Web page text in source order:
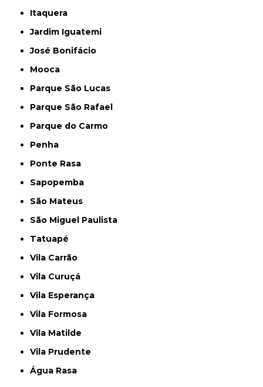
Itaquera
Jardim Iguatemi
José Bonifácio
Mooca
Parque São Lucas
Parque São Rafael
Parque do Carmo
Penha
Ponte Rasa
Sapopemba
São Mateus
São Miguel Paulista
Tatuapé
Vila Carrão
Vila Curuçá
Vila Esperança
Vila Formosa
Vila Matilde
Vila Prudente
Água Rasa